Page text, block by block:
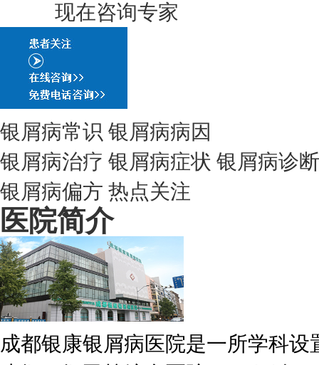
现在咨询专家
银屑病常识 银屑病病因
银屑病治疗 银屑病症状 银屑病诊断
银屑病偏方 热点关注
医院简介
成都银康银屑病医院是一所学科